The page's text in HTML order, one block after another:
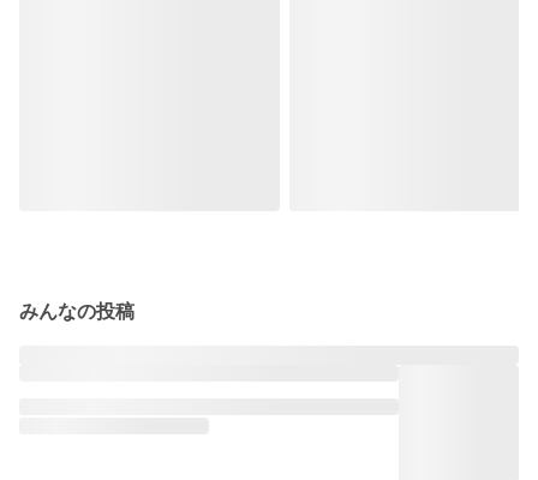
みんなの投稿